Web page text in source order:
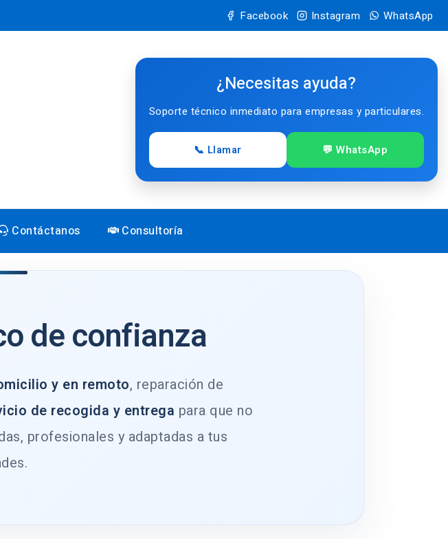
Facebook Instagram WhatsApp
¿Necesitas ayuda?
Soporte técnico inmediato para empresas y particulares.
📞 Llamar 💬 WhatsApp
Contáctanos Consultoría
de confianza
y en remoto, reparación de
de recogida y entrega para que no
profesionales y adaptadas a tus